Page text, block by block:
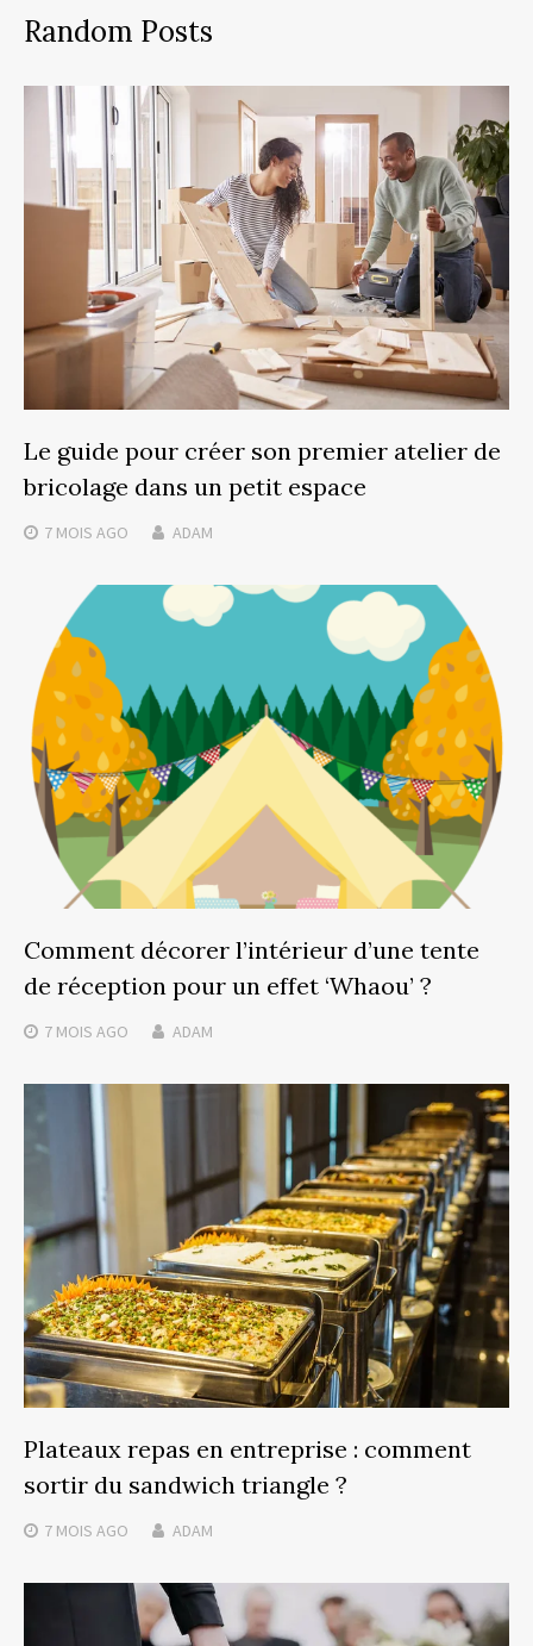
Random Posts
Le guide pour créer son premier atelier de
bricolage dans un petit espace
7 MOIS AGO ADAM
Comment décorer l’intérieur d’une tente
de réception pour un effet ‘Whaou’ ?
7 MOIS AGO ADAM
Plateaux repas en entreprise : comment
sortir du sandwich triangle ?
7 MOIS AGO ADAM